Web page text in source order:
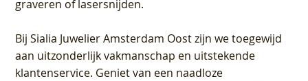
graveren of lasersnijden.
BijSialia Juwelier Amsterdam Oostzijn we toegewijd
aan uitzonderlijk vakmanschap en uitstekende
klantenservice. Geniet van een naadloze